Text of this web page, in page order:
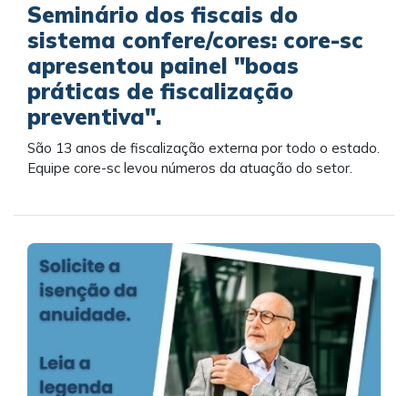
Seminário dos fiscais do
sistema confere/cores: core-sc
apresentou painel "boas
práticas de fiscalização
preventiva".
São 13 anos de fiscalização externa por todo o estado.
Equipe core-sc levou números da atuação do setor.